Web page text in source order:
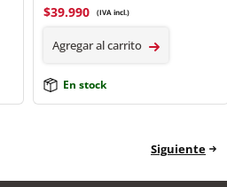
$39.990 (IVA incl.)
Agregar al carrito
En stock
Siguiente